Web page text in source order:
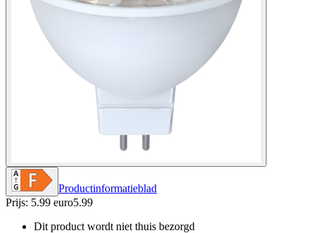
Productinformatieblad
Prijs: 5.99 euro5.99
Dit product wordt niet thuis bezorgd